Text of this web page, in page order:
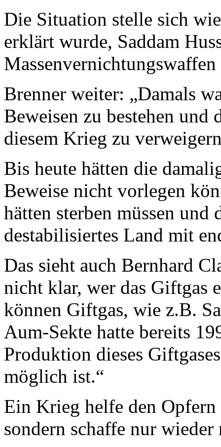
Die Situation stelle sich
erklärt wurde, Saddam
Brenner weiter: „Damals
Beweisen zu bestehen und
diesem Krieg zu
Bis heute hätten die
Beweise nicht vorlegen
hätten sterben müssen und
destabilisiertes Land mit
Das sieht auch Bernhard
nicht klar, wer das Giftgas
können Giftgas, wie z.B.
Aum-Sekte hatte bereits
Produktion dieses
möglich ist.“
Ein Krieg helfe den
sondern schaffe nur wieder